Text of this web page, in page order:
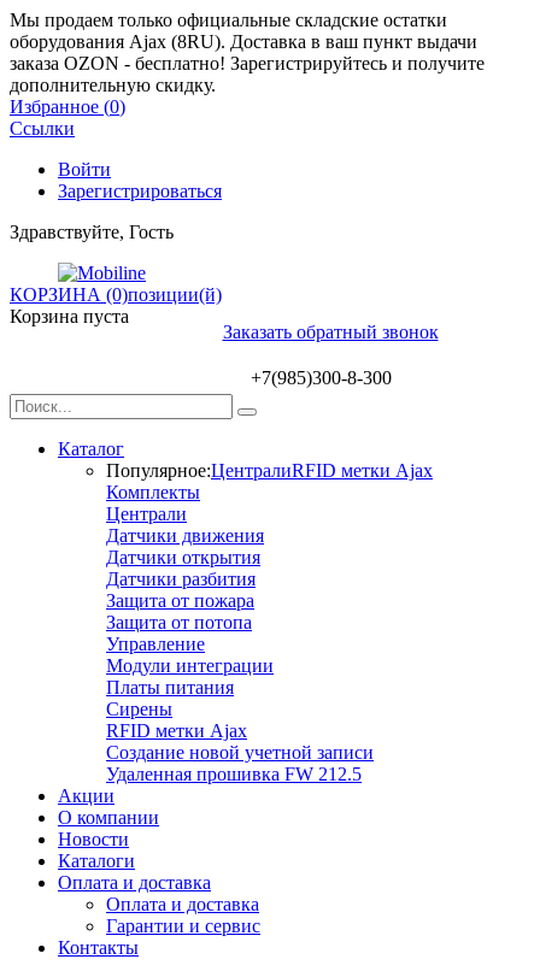
Мы продаем только официальные складские остатки
оборудования Ajax (8RU). Доставка в ваш пункт выдачи
заказа OZON - бесплатно! Зарегистрируйтесь и получите
дополнительную скидку.
Избранное (0)
Ссылки
Войти
Зарегистрироваться
Здравствуйте, Гость
КОРЗИНА (0)позиции(й)
Корзина пуста
Заказать обратный звонок
+7(985)300-8-300
Каталог
Популярное:ЦентралиRFID метки Ajax
Комплекты
Централи
Датчики движения
Датчики открытия
Датчики разбития
Защита от пожара
Защита от потопа
Управление
Модули интеграции
Платы питания
Сирены
RFID метки Ajax
Создание новой учетной записи
Удаленная прошивка FW 212.5
Акции
О компании
Новости
Каталоги
Оплата и доставка
Оплата и доставка
Гарантии и сервис
Контакты